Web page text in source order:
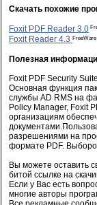
Скачать похожие
Foxit PDF Reader 3.0
Foxit Reader 4.3 FreeWare
Полезная
Foxit PDF Security
Основная функция
службы AD RMS на
Policy Manager, Foxit
организациям
разрешениями на
формате PDF.
Вы можете оставить
битой ссылке на
Если у Вас есть
многие авторы